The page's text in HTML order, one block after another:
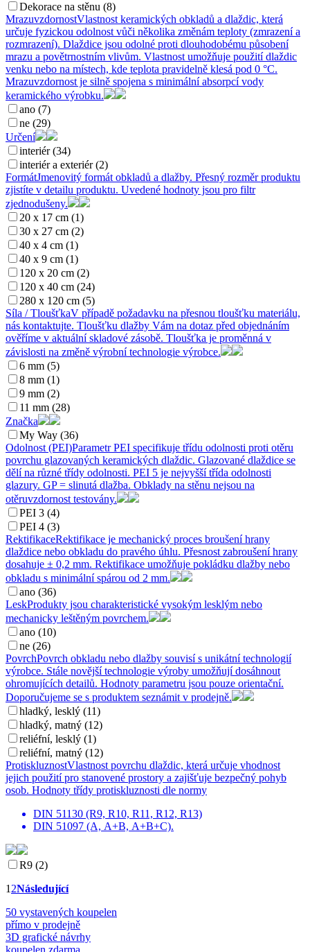
Dekorace na stěnu (8)
MrazuvzdornostVlastnost keramických obkladů a dlaždic, která
určuje fyzickou odolnost vůči několika změnám teploty (zmrazení a
rozmrazení). Dlaždice jsou odolné proti dlouhodobému působení
mrazu a povětrnostním vlivům. Vlastnost umožňuje použití dlaždic
venku nebo na místech, kde teplota pravidelně klesá pod 0 °C.
Mrazuvzdornost je silně spojena s minimální absorpcí vody
keramického výrobku.
ano (7)
ne (29)
Určení
interiér (34)
interiér a exteriér (2)
FormátJmenovitý formát obkladů a dlažby. Přesný rozměr produktu
zjistíte v detailu produktu. Uvedené hodnoty jsou pro filtr
zjednodušeny.
20 x 17 cm (1)
30 x 27 cm (2)
40 x 4 cm (1)
40 x 9 cm (1)
120 x 20 cm (2)
120 x 40 cm (24)
280 x 120 cm (5)
Síla / TloušťkaV případě požadavku na přesnou tloušťku materiálu,
nás kontaktujte. Tloušťku dlažby Vám na dotaz před objednáním
ověříme v aktuální skladové zásobě. Tloušťka je proměnná v
závislosti na změně výrobní technologie výrobce.
6 mm (5)
8 mm (1)
9 mm (2)
11 mm (28)
Značka
My Way (36)
Odolnost (PEI)Parametr PEI specifikuje třídu odolnosti proti otěru
povrchu glazovaných keramických dlaždic. Glazované dlaždice se
dělí na různé třídy odolnosti. PEI 5 je nejvyšší třída odolnosti
glazury. GP = slinutá dlažba. Obklady na stěnu nejsou na
otěruvzdornost testovány.
PEI 3 (4)
PEI 4 (3)
RektifikaceRektifikace je mechanický proces broušení hrany
dlaždice nebo obkladu do pravého úhlu. Přesnost zabroušení hrany
dosahuje ± 0,2 mm. Rektifikace umožňuje pokládku dlažby nebo
obkladu s minimální spárou od 2 mm.
ano (36)
LeskProdukty jsou charakteristické vysokým lesklým nebo
mechanicky leštěným povrchem.
ano (10)
ne (26)
PovrchPovrch obkladu nebo dlažby souvisí s unikátní technologií
výrobce. Stále novější technologie výroby umožňují dosáhnout
ohromujících detailů. Hodnoty parametru jsou pouze orientační.
Doporučujeme se s produktem seznámit v prodejně.
hladký, lesklý (11)
hladký, matný (12)
reliéfní, lesklý (1)
reliéfní, matný (12)
ProtiskluznostVlastnost povrchu dlaždic, která určuje vhodnost
jejich použití pro stanovené prostory a zajišťuje bezpečný pohyb
osob. Hodnoty třídy protiskluznosti dle normy
DIN 51130 (R9, R10, R11, R12, R13)
DIN 51097 (A, A+B, A+B+C).
R9 (2)
1 2Následující
50 vystavených koupelen
přímo v prodejně
3D grafické návrhy
koupelen zdarma